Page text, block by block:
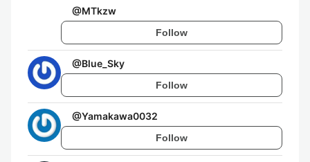
@MTkzw
Follow
@Blue_Sky
Follow
@Yamakawa0032
Follow